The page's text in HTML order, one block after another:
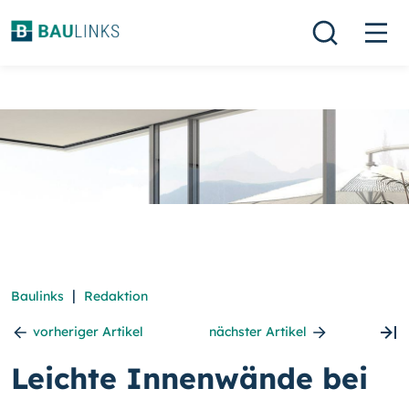
Baulinks | Redaktion
vorheriger Artikel nächster Artikel
Leichte Innenwände bei